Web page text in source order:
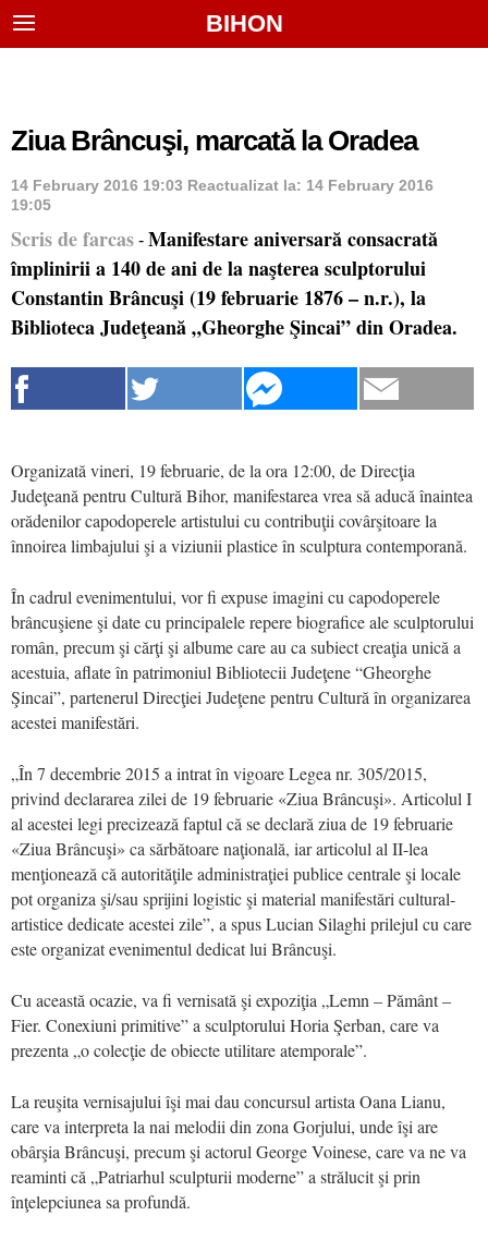
BIHON
Ziua Brâncuşi, marcată la Oradea
14 February 2016 19:03 Reactualizat la: 14 February 2016
19:05
Scris de farcas - Manifestare aniversară consacrată
împlinirii a 140 de ani de la naşterea sculptorului
Constantin Brâncuşi (19 februarie 1876 – n.r.), la
Biblioteca Judeţeană „Gheorghe Şincai” din Oradea.
Organizată vineri, 19 februarie, de la ora 12:00, de Direcţia
Judeţeană pentru Cultură Bihor, manifestarea vrea să aducă înaintea
orădenilor capodoperele artistului cu contribuţii covârşitoare la
înnoirea limbajului şi a viziunii plastice în sculptura contemporană.
În cadrul evenimentului, vor fi expuse imagini cu capodoperele
brâncuşiene şi date cu principalele repere biografice ale sculptorului
român, precum şi cărţi şi albume care au ca subiect creaţia unică a
acestuia, aflate în patrimoniul Bibliotecii Judeţene “Gheorghe
Şincai”, partenerul Direcţiei Judeţene pentru Cultură în organizarea
acestei manifestări.
„În 7 decembrie 2015 a intrat în vigoare Legea nr. 305/2015,
privind declararea zilei de 19 februarie «Ziua Brâncuşi». Articolul I
al acestei legi precizează faptul că se declară ziua de 19 februarie
«Ziua Brâncuşi» ca sărbătoare naţională, iar articolul al II-lea
menţionează că autorităţile administraţiei publice centrale şi locale
pot organiza şi/sau sprijini logistic şi material manifestări cultural-
artistice dedicate acestei zile”, a spus Lucian Silaghi prilejul cu care
este organizat evenimentul dedicat lui Brâncuşi.
Cu această ocazie, va fi vernisată şi expoziţia „Lemn – Pământ –
Fier. Conexiuni primitive” a sculptorului Horia Şerban, care va
prezenta „o colecţie de obiecte utilitare atemporale”.
La reuşita vernisajului îşi mai dau concursul artista Oana Lianu,
care va interpreta la nai melodii din zona Gorjului, unde îşi are
obârşia Brâncuşi, precum şi actorul George Voinese, care va ne va
reaminti că „Patriarhul sculpturii moderne” a strălucit şi prin
înţelepciunea sa profundă.